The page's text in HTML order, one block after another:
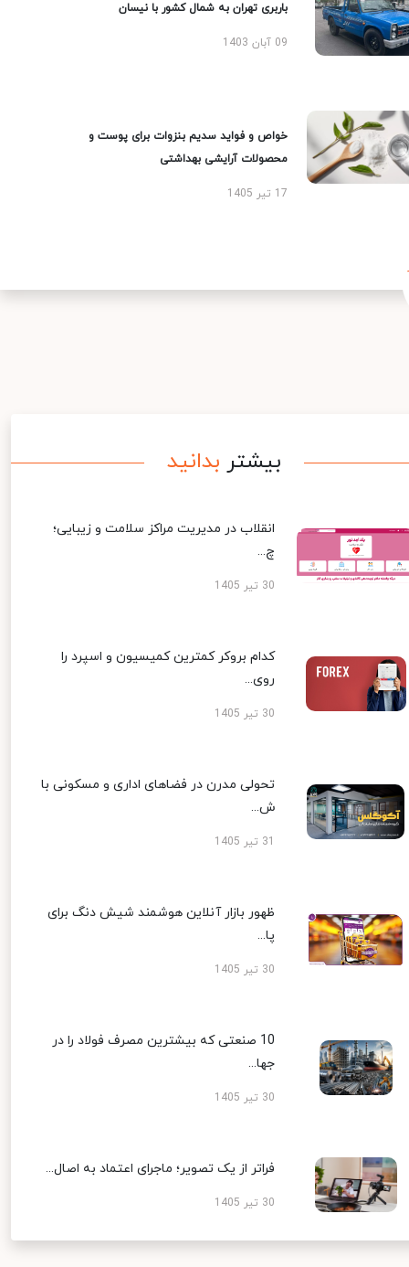
باربری تهران به شمال کشور با نیسان
09 آبان 1403
خواص و فواید سدیم بنزوات برای پوست و
محصولات آرایشی بهداشتی
17 تیر 1405
بیشتر بدانید
انقلاب در مدیریت مراکز سلامت و زیبایی؛
چ...
30 تیر 1405
کدام بروکر کمترین کمیسیون و اسپرد را
روی...
30 تیر 1405
تحولی مدرن در فضاهای اداری و مسکونی با
ش...
ظهور بازار آنلاین هوشمند شیش دنگ برای
پا...
30 تیر 1405
10 صنعتی که بیشترین مصرف فولاد را در
جها...
30 تیر 1405
فراتر از یک تصویر؛ ماجرای اعتماد به اصال...
30 تیر 1405